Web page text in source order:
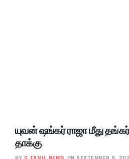
யுவன் ஷங்கர் ராஜா மீது
தாக்கு